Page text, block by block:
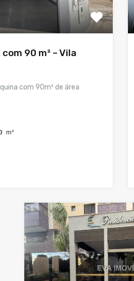
90 m² – Vila
com 90m² de área
m²